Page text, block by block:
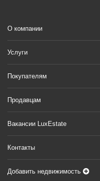
О компании
Услуги
Покупателям
Продавцам
Вакансии LuxEstate
Контакты
Добавить недвижимость